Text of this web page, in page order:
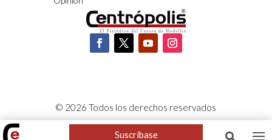
© 2026 Todos los derechos reservados
CORPOCENTRO | Hecho con pasión porNeoCiclo
Suscríbase
